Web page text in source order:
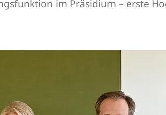
im Präsidium – erste